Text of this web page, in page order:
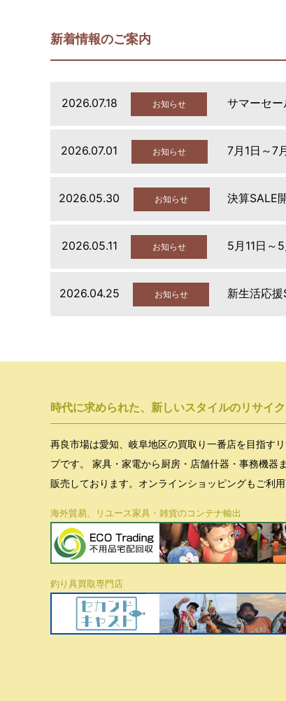
新着情報のご案内
2026.07.18 お知らせ サマーセー
2026.07.01 お知らせ 7月1日～7
2026.05.30 お知らせ 決算SALE
2026.05.11 お知らせ 5月11日～
2026.04.25 お知らせ 新生活応援
時代に求められた、新しいスタイルのリサイ
再良市場は愛知、岐阜地区の買取り一番店を目指す
プです。 家具・家電から厨房・店舗什器・事務機器
販売しております。オンラインショッピングもご利用
海外貿易、リユース家具・雑貨のコンテナ輸出
釣り具買取専門店